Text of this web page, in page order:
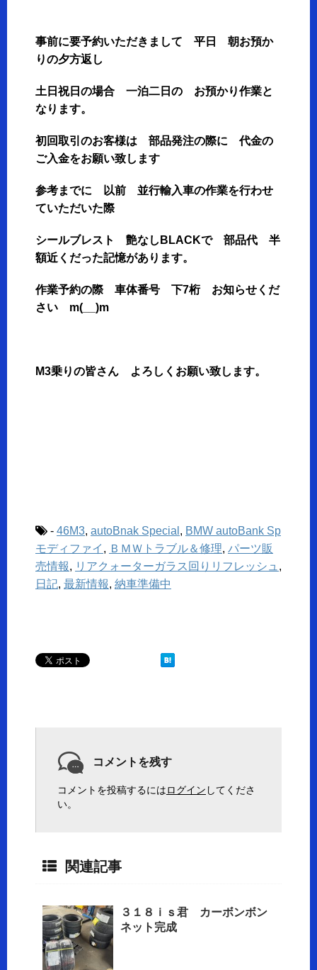
事前に要予約いただきまして 平日 朝お預か
りの夕方返し
土日祝日の場合 一泊二日の お預かり作業と
なります。
初回取引のお客様は 部品発注の際に 代金の
ご入金をお願い致します
参考までに 以前 並行輸入車の作業を行わせ
ていただいた際
シールブレスト 艶なしBLACKで 部品代 半
額近くだった記憶があります。
作業予約の際 車体番号 下7桁 お知らせくだ
さい m(__)m
M3乗りの皆さん よろしくお願い致します。
- 46M3, autoBnak Special , BMW autoBank Sp
モディファイ , ＢＭＷトラブル＆修理, パーツ販
売情報, リアクォーターガラス回りリフレッシュ,
日記, 最新情報, 納車準備中
コメントを残す
コメントを投稿するにはログイン してくださ
い。
関連記事
３１８ｉｓ君 カーボンボン
ネット完成